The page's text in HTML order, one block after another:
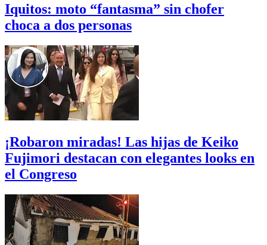
Iquitos: moto “fantasma” sin chofer
choca a dos personas
¡Robaron miradas! Las hijas de Keiko
Fujimori destacan con elegantes looks en
el Congreso